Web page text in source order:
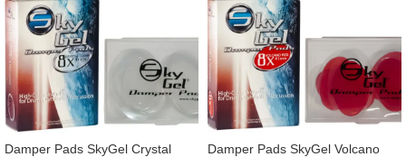
Damper Pads SkyGel Crystal
Damper Pads SkyGel Volcano